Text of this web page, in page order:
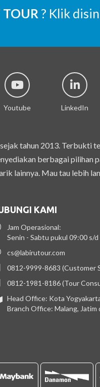
? Klik
Youtube LinkedIn
tahun 2013. Terbukti
berbagai
lainnya. Mau tau lebih
KAMI
Jam Operasional:
Senin - Sabtu pukul 09:00 s/
cs@labirutour.com
0812-9999-8683 (Customer
0812-1981-8186 (Tour
Head Office: Kota
Branch Office: Malang, Jatim